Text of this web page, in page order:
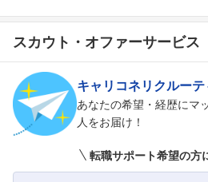
スカウト・オファーサービス
キャリコネリクルー
あなたの希望・経歴にマ
人をお届け！
転職サポート希望の方